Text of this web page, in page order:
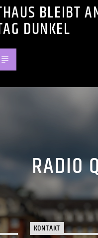
BLEIBT
DUNKEL
RADIO
KONTAKT